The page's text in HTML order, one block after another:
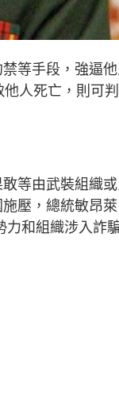
等手段，強逼
人死亡，則可
等由武裝組織
壓，總統敏昂萊
力和組織涉入詐